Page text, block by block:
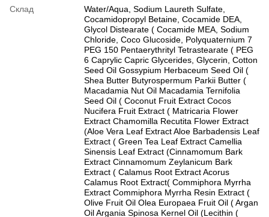
Склад
Water/Aqua, Sodium Laureth Sulfate,
Cocamidopropyl Betaine, Cocamide DEA,
Glycol Distearate ( Cocamide MEA, Sodium
Chloride, Coco Glucoside, Polyquaternium 7
PEG 150 Pentaerythrityl Tetrastearate ( PEG
6 Caprylic Capric Glycerides, Glycerin, Cotton
Seed Oil Gossypium Herbaceum Seed Oil (
Shea Butter Butyrospermum Parkii Butter (
Macadamia Nut Oil Macadamia Ternifolia
Seed Oil ( Coconut Fruit Extract Cocos
Nucifera Fruit Extract ( Matricaria Flower
Extract Chamomilla Recutita Flower Extract
(Aloe Vera Leaf Extract Aloe Barbadensis Leaf
Extract ( Green Tea Leaf Extract Camellia
Sinensis Leaf Extract (Cinnamomum Bark
Extract Cinnamomum Zeylanicum Bark
Extract ( Calamus Root Extract Acorus
Calamus Root Extract( Commiphora Myrrha
Extract Commiphora Myrrha Resin Extract (
Olive Fruit Oil Olea Europaea Fruit Oil ( Argan
Oil Argania Spinosa Kernel Oil (Lecithin (